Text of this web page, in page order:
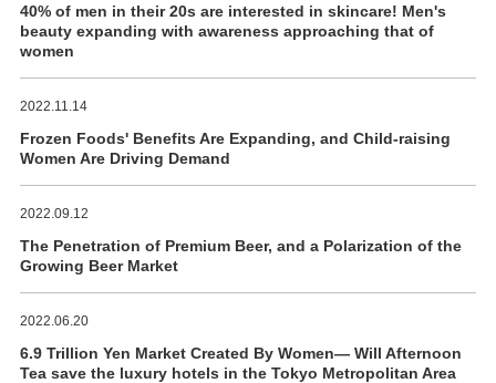
40% of men in their 20s are interested in skincare! Men's
beauty expanding with awareness approaching that of
women
2022.11.14
Frozen Foods' Benefits Are Expanding, and Child-raising
Women Are Driving Demand
2022.09.12
The Penetration of Premium Beer, and a Polarization of the
Growing Beer Market
2022.06.20
6.9 Trillion Yen Market Created By Women― Will Afternoon
Tea save the luxury hotels in the Tokyo Metropolitan Area